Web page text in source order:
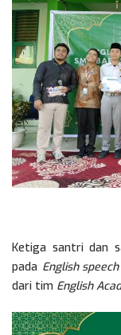
Ketiga santri dan
pada English
dari tim English